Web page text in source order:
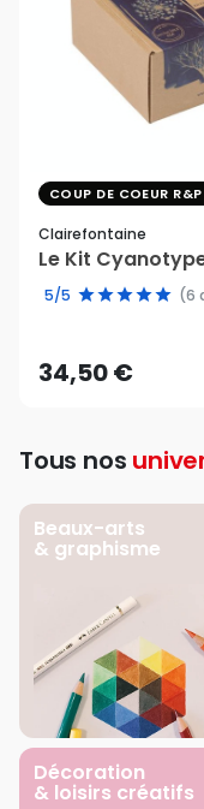
COUP DE COEUR R&P
Clairefontaine
Le Kit
5/5 (6
34,50 €
Tous nos
Beaux-arts
& graphisme
Décoration
& loisirs créatifs